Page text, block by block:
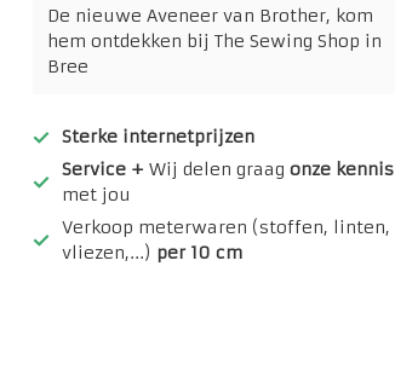
De nieuwe Aveneer van Brother, kom
hem ontdekken bij The Sewing Shop in
Bree
Sterke internetprijzen
Service + Wij delen graag onze kennis
met jou
Verkoop meterwaren (stoffen, linten,
vliezen,...) per 10 cm